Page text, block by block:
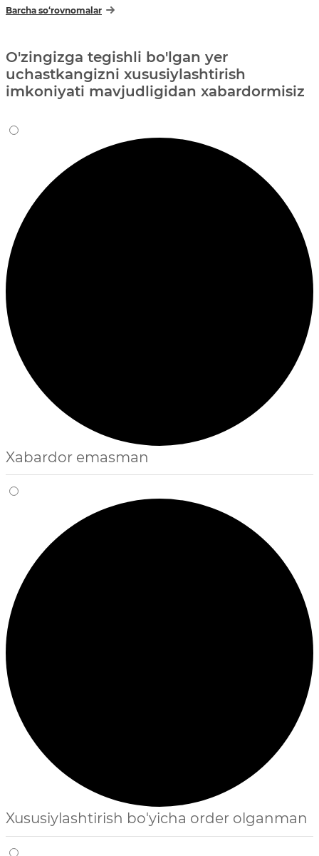
Barcha so‘rovnomalar
O'zingizga tegishli bo'lgan yer
uchastkangizni xususiylashtirish
imkoniyati mavjudligidan xabardormisiz
Xabardor emasman
Xususiylashtirish bo'yicha order olganman